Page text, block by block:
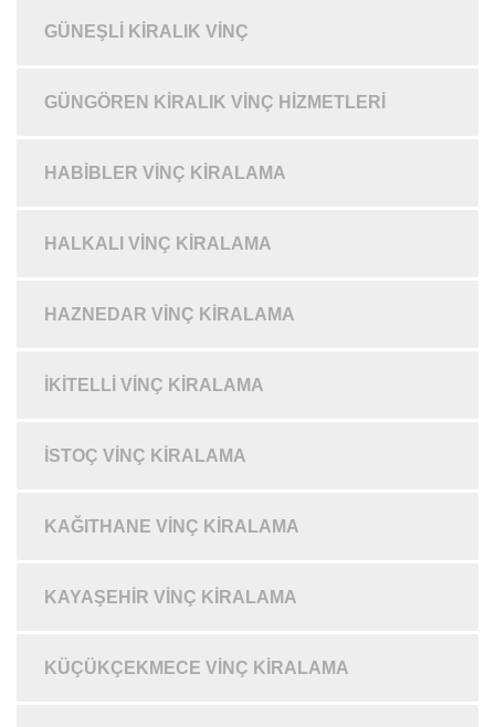
GÜNEŞLI KIRALIK VINÇ
GÜNGÖREN KIRALIK VINÇ HIZMETLERI
HABIBLER VINÇ KIRALAMA
HALKALI VINÇ KIRALAMA
HAZNEDAR VINÇ KIRALAMA
İKITELLI VINÇ KIRALAMA
İSTOÇ VINÇ KIRALAMA
KAĞITHANE VINÇ KIRALAMA
KAYAŞEHIR VINÇ KIRALAMA
KÜÇÜKÇEKMECE VINÇ KIRALAMA